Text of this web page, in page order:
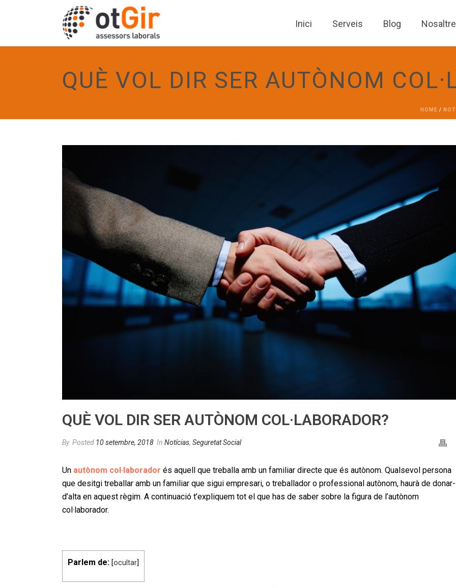
Inici Serveis Blog
QUÈ VOL DIR SER AUTÒNOM
HOME /
QUÈ VOL DIR SER AUTÒNOM COL·LABORADOR?
By Posted 10 setembre, 2018 In Notícias, Seguretat Social
Un autònom col·laborador és aquell que treballa amb un familiar directe que és autònom. Qualsevol persona
que desitgi treballar amb un familiar que sigui empresari, o treballador o professional autònom, haurà de
d’alta en aquest règim. A continuació t’expliquem tot el que has de saber sobre la figura de l’autònom
col·laborador.
Parlem de: [ocultar]